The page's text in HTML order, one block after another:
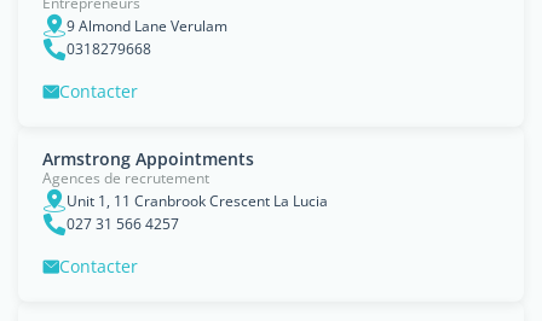
9 Almond Lane Verulam
0318279668
Contacter
Armstrong Appointments
Agences de recrutement
Unit 1, 11 Cranbrook Crescent La Lucia
027 31 566 4257
Contacter